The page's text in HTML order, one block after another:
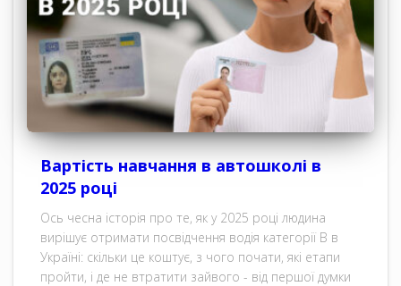
Вартість навчання в автошколі в
2025 році
Ось чесна історія про те, як у 2025 році людина
вирішує отримати посвідчення водія категорії B в
Україні: скільки це коштує, з чого почати, які етапи
пройти, і де не втратити зайвого - від першої думки